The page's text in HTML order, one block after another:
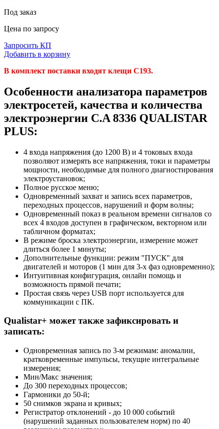
Под заказ
Цена по запросу
Запросить КП
Добавить в корзину
В комплект поставки входят клещи C193.
Особенности анализатора параметров
электросетей, качества и количества
электроэнергии C.A 8336 QUALISTAR
PLUS:
4 входа напряжения (до 1200 В) и 4 токовых входа
позволяют измерять все напряжения, токи и параметры
мощности, необходимые для полного диагностирования
электроустановок;
Полное русское меню;
Одновременный захват и запись всех параметров,
переходных процессов, нарушений и форм волны;
Одновременный показ в реальном времени сигналов со
всех 4 входов доступен в графическом, векторном или
табличном форматах;
В режиме броска электроэнергии, измерение может
длиться более 1 минуты;
Дополнительные функции: режим "ПУСК" для
двигателей и моторов (1 мин для 3-х фаз одновременно);
Интуитивная конфигурация, онлайн помощь и
возможность прямой печати;
Простая связь через USB порт используется для
коммуникации с ПК.
Qualistar+ может также зафиксировать и
записать:
Одновременная запись по 3-м режимам: аномалии,
кратковременные импульсы, текущие интегральные
измерения;
Мин/Макс значения;
До 300 переходных процессов;
Гармоники до 50-й;
50 снимков экрана и кривых;
Регистратор отклонений - до 10 000 событий
(нарушений заданных пользователем норм) по 40